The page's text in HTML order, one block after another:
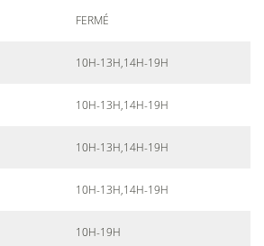
FERMÉ
10H-13H,14H-19H
10H-13H,14H-19H
10H-13H,14H-19H
10H-13H,14H-19H
10H-19H